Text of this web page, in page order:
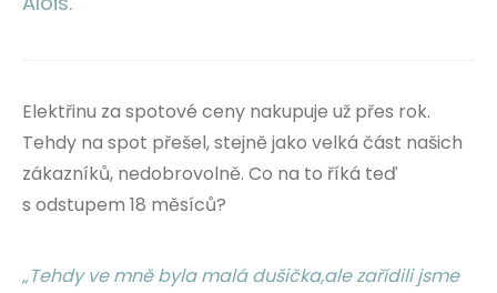
Elektřinu za spotové ceny nakupuje už přes rok.
Tehdy na spot přešel, stejně jako velká část našich
zákazníků, nedobrovolně. Co na to říká teď
s odstupem 18 měsíců?
„Tehdy ve mně byla malá dušička,ale zařídili jsme